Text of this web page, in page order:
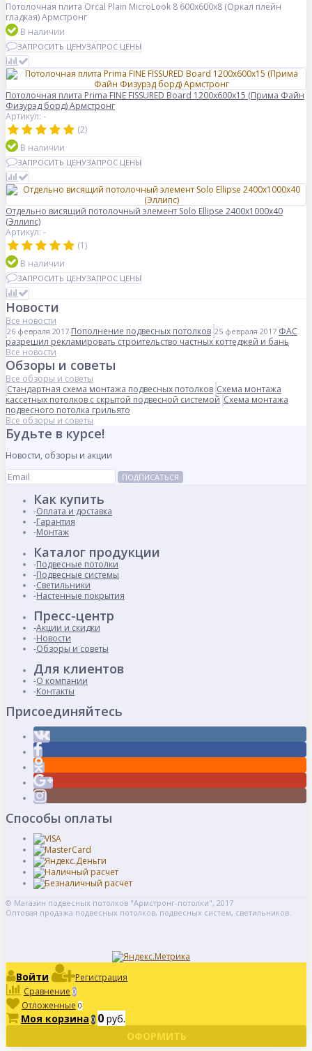
Потолочная плита Orcal Plain MicroLook 8 600x600x8 (Оркал плейн
гладкая) Армстронг
В наличии
ЗАПРОСИТЬ ЦЕНУЗАПРОС ЦЕНЫ
Потолочная плита Prima FINE FISSURED Board 1200x600x15 (Прима Файн
Физурэд борд) Армстронг
Артикул: -
(2)
В наличии
ЗАПРОСИТЬ ЦЕНУЗАПРОС ЦЕНЫ
Отдельно висящий потолочный элемент Solo Ellipse 2400x1000x40
(Эллипс)
Артикул: -
(1)
В наличии
ЗАПРОСИТЬ ЦЕНУЗАПРОС ЦЕНЫ
Новости
Все новости
26 февраля 2017 Пополнение подвесных потолков 25 февраля 2017 ФАС
разрешил рекламировать строительство частных коттеджей и бань
Все новости
Обзоры и советы
Все обзоры и советы
Стандартная схема монтажа подвесных потолков Схема монтажа
кассетных потолков с скрытой подвесной системой Схема монтажа
подвесного потолка грильято
Все обзоры и советы
Будьте в курсе!
Новости, обзоры и акции
ПОДПИСАТЬСЯ
Как купить
Оплата и доставка
Гарантия
Монтаж
Каталог продукции
Подвесные потолки
Подвесные системы
Светильники
Настенные покрытия
Пресс-центр
Акции и скидки
Новости
Обзоры и советы
Для клиентов
О компании
Контакты
Присоединяйтесь
Способы оплаты
© Магазин подвесных потолков "Армстронг-потолки", 2017
Оптовая продажа подвесных потолков, подвесных систем, светильников.
Войти
Регистрация
Сравнение 0
Отложенные 0
Моя корзина 0 0 руб.
ОФОРМИТЬ